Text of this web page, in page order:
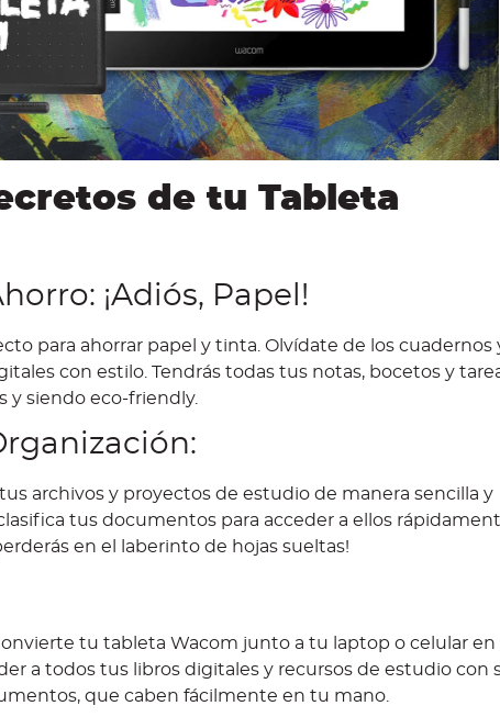
de tu Tableta
¡Adiós, Papel!
para ahorrar papel y tinta. Olvídate de los cuadernos
con estilo. Tendrás todas tus notas, bocetos y
y siendo eco-friendly.
archivos y proyectos de estudio de manera sencilla y
tus documentos para acceder a ellos
en el laberinto de hojas sueltas!
tu tableta Wacom junto a tu laptop o celular en
a todos tus libros digitales y recursos de estudio con
que caben fácilmente en tu mano.